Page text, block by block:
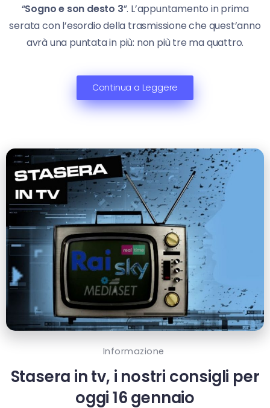
“Sogno e son desto 3”. L’appuntamento in prima
serata con l’esordio della trasmissione che quest’anno
avrà una puntata in più: non più tre ma quattro.
Continua a Leggere
Informazione
Stasera in tv, i nostri consigli per
oggi 16 gennaio